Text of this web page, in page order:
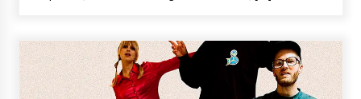
MUSIBLA #297: Bide, Boards Of Canada, Somak,
Tiga, Twisted Teens, Underscores, Habia
2026/07/02